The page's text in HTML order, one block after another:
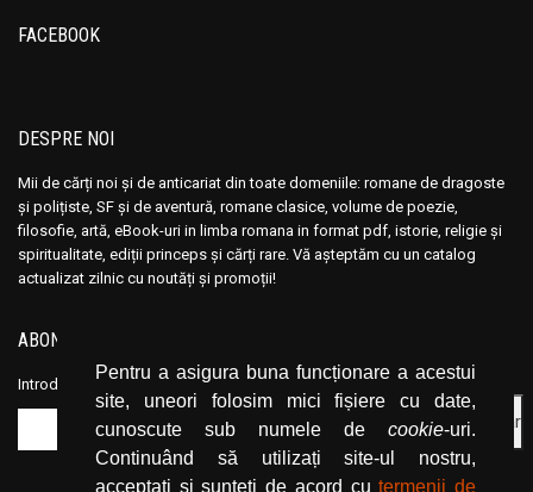
Pentru a asigura buna funcționare a acestui
site, uneori folosim mici fișiere cu date,
cunoscute sub numele de cookie-uri.
Continuând să utilizați site-ul nostru,
acceptați și sunteți de acord cutermenii de
FACEBOOK
DESPRE NOI
Mii de cărți noi și de anticariat din toate domeniile: romane de dragoste
și polițiste, SF și de aventură, romane clasice, volume de poezie,
filosofie, artă, eBook-uri in limba romana in format pdf, istorie, religie și
spiritualitate, ediții princeps și cărți rare. Vă așteptăm cu un catalog
actualizat zilnic cu noutăți și promoții!
ABONEAZĂ-TE LA NEWSLETTER
Introduceți adresa dvs. de email și dați click pe butonul de abonare.